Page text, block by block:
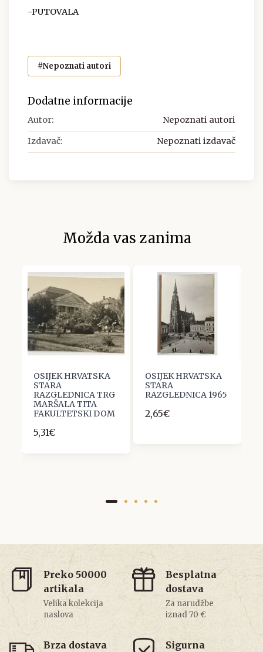
-PUTOVALA
#Nepoznati autori
Dodatne informacije
Autor: Nepoznati autori
Izdavač: Nepoznati izdavač
Možda vas zanima
OSIJEK HRVATSKA
STARA
RAZGLEDNICA TRG
MARŠALA TITA
FAKULTETSKI DOM
5,31€
OSIJEK HRVATSKA
STARA
RAZGLEDNICA 1965
2,65€
Preko 50000
artikala
Velika kolekcija
naslova
Besplatna
dostava
Za narudžbe
iznad 70 €
Brza dostava Sigurna